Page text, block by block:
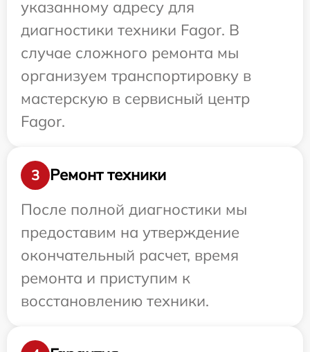
указанному адресу для
диагностики техники Fagor. В
случае сложного ремонта мы
организуем транспортировку в
мастерскую в сервисный центр
Fagor.
3
Ремонт техники
После полной диагностики мы
предоставим на утверждение
окончательный расчет, время
ремонта и приступим к
восстановлению техники.